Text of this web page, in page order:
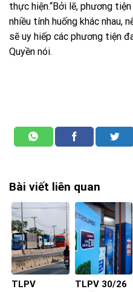
thực hiện.“Bởi lẽ, phương
nhiều tính huống khác nhau,
sẽ uy hiếp các phương tiện
Quyền nói.
Bài viết liên quan
TLPV
TLPV 30/26